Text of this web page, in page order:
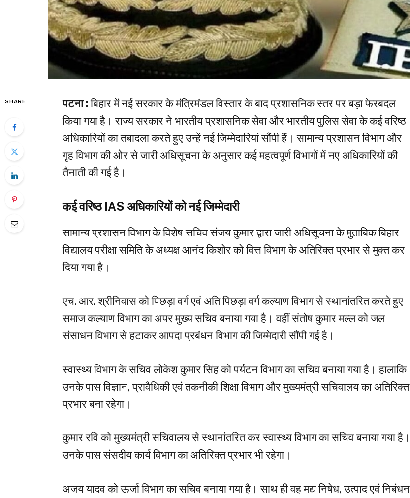
SHARE पटना :बिहार में नई सरकार के मंत्रिमंडल विस्तार के बाद प्रशासनिक स्तर पर बड़ा फेरबदल
किया गया है। राज्य सरकार ने भारतीय प्रशासनिक सेवा और भारतीय पुलिस सेवा के कई वरिष्ठ
अधिकारियों का तबादला करते हुए उन्हें नई जिम्मेदारियां सौंपी हैं। सामान्य प्रशासन विभाग और
गृह विभाग की ओर से जारी अधिसूचना के अनुसार कई महत्वपूर्ण विभागों में नए अधिकारियों की
तैनाती की गई है।
कई वरिष्ठ IAS अधिकारियों को नई जिम्मेदारी
सामान्य प्रशासन विभाग के विशेष सचिव संजय कुमार द्वारा जारी अधिसूचना के मुताबिक बिहार
विद्यालय परीक्षा समिति के अध्यक्ष आनंद किशोर को वित्त विभाग के अतिरिक्त प्रभार से मुक्त कर
दिया गया है।
एच. आर. श्रीनिवास को पिछड़ा वर्ग एवं अति पिछड़ा वर्ग कल्याण विभाग से स्थानांतरित करते हुए
समाज कल्याण विभाग का अपर मुख्य सचिव बनाया गया है। वहीं संतोष कुमार मल्ल को जल
संसाधन विभाग से हटाकर आपदा प्रबंधन विभाग की जिम्मेदारी सौंपी गई है।
स्वास्थ्य विभाग के सचिव लोकेश कुमार सिंह को पर्यटन विभाग का सचिव बनाया गया है। हालांकि
उनके पास विज्ञान, प्रावैधिकी एवं तकनीकी शिक्षा विभाग और मुख्यमंत्री सचिवालय का अतिरिक्त
प्रभार बना रहेगा।
कुमार रवि को मुख्यमंत्री सचिवालय से स्थानांतरित कर स्वास्थ्य विभाग का सचिव बनाया गया है।
उनके पास संसदीय कार्य विभाग का अतिरिक्त प्रभार भी रहेगा।
अजय यादव को ऊर्जा विभाग का सचिव बनाया गया है। साथ ही वह मद्य निषेध, उत्पाद एवं निबंधन